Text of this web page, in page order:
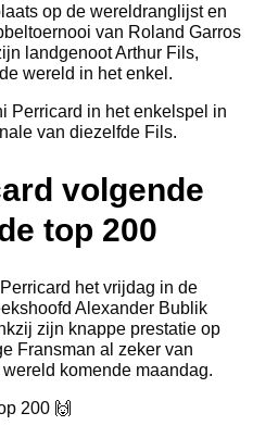
op de wereldranglijst en
van Roland Garros
landgenoot Arthur Fils,
wereld in het enkel.
Perricard in het enkelspel in
van diezelfde Fils.
volgende
top 200
het vrijdag in de
Alexander Bublik
zijn knappe prestatie op
Fransman al zeker van
komende maandag.
200 🙌